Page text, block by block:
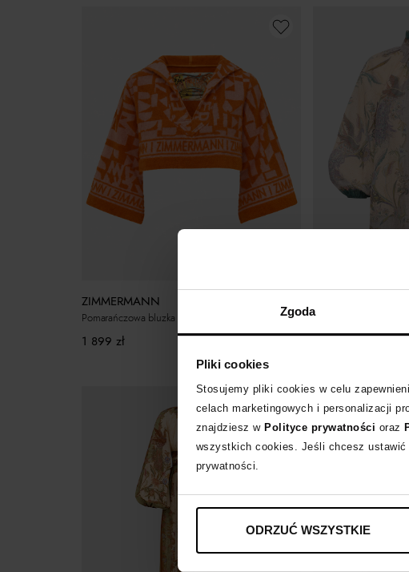
Zgoda
Pliki cookies
Stosujemy pliki cookies w celu
celach marketingowych i personalizacji
znajdziesz w Polityce prywatności oraz
wszystkich cookies. Jeśli chcesz ustawić
prywatności.
ODRZUĆ WSZYSTKIE
ZIMMERMANN
Pomarańczowa bluzka z kapturem Solstice
1 899 zł
Kremowa koszula z
2 599zł